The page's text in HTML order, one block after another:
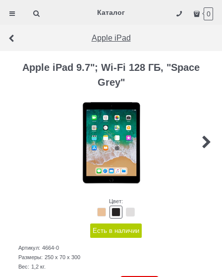
Каталог 0
Apple iPad
Apple iPad 9.7"; Wi-Fi 128 ГБ, "Space
Grey"
Цвет:
Есть в наличии
Артикул: 4664-0
Размеры: 250 x 70 x 300
Вес: 1,2 кг.